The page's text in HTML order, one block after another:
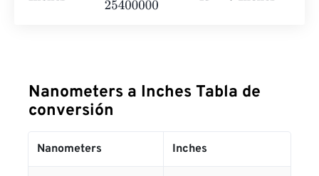
Nanometers a Inches Tabla de
conversión
Nanometers Inches